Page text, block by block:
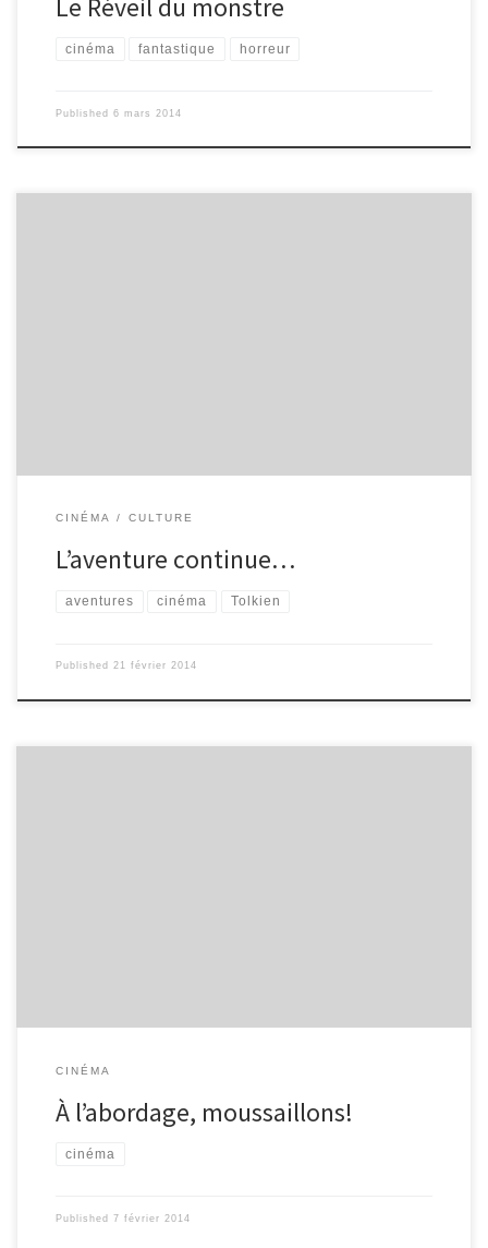
Le Réveil du monstre
cinéma fantastique horreur
Published 6 mars 2014
CINÉMA CULTURE
L’aventure continue…
aventures cinéma Tolkien
Published 21 février 2014
CINÉMA
À l’abordage, moussaillons!
cinéma
Published 7 février 2014